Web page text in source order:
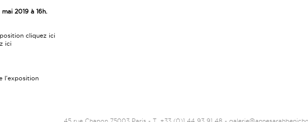
2019 à 16h.
cliquez ici
ici
l'exposition